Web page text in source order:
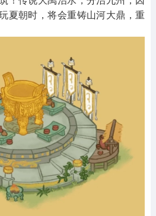
夏朝时，将会重铸山河大鼎，重